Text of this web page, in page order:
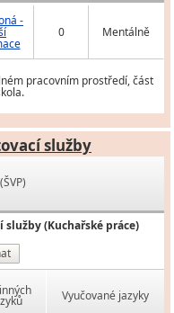
-
0 Mentálně
pracovním prostředí, část
služby
služby (Kuchařské práce)
Vyučované jazyky